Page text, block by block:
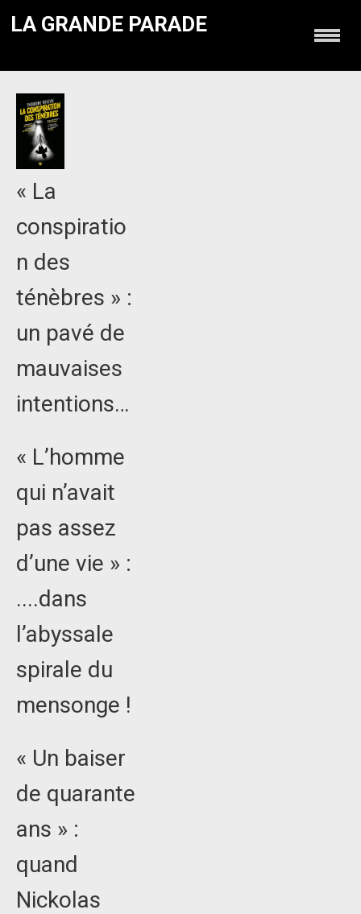
LA GRANDE PARADE
« La
conspiratio
n des
ténèbres » :
un pavé de
mauvaises
intentions…
« L’homme
qui n’avait
pas assez
d’une vie » :
....dans
l’abyssale
spirale du
mensonge !
« Un baiser
de quarante
ans » :
quand
Nickolas